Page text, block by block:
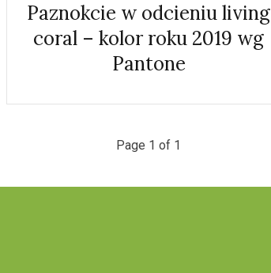
Paznokcie w odcieniu living
coral – kolor roku 2019 wg
Pantone
Page 1 of 1